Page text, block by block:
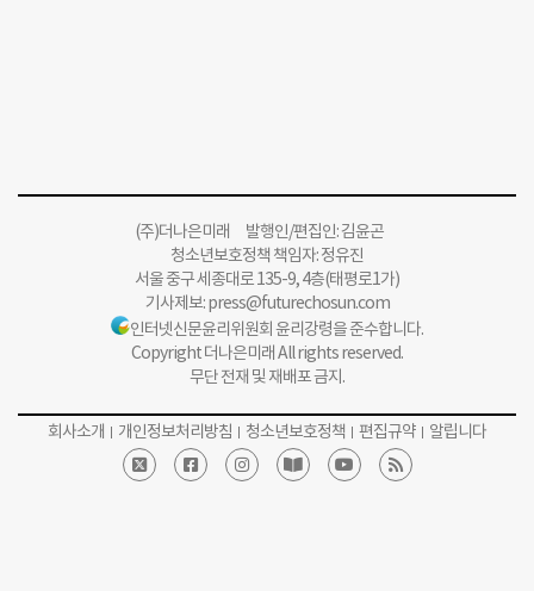
(주)더나은미래 발행인/편집인: 김윤곤
청소년보호정책 책임자: 정유진
서울 중구 세종대로 135-9, 4층(태평로1가)
기사제보:press@futurechosun.com
인터넷신문윤리위원회 윤리강령을 준수합니다.
Copyright 더나은미래 All rights reserved.
무단 전재 및 재배포 금지.
회사소개 개인정보처리방침 청소년보호정책 편집규약 알립니다